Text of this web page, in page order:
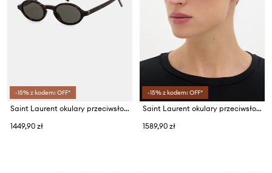
-15% z kodem: OFF*
Saint Laurent okulary przeciwsłoneczne damskie
1449,90 zł
-15% z kodem: OFF*
Saint Laurent okulary przeciwsłoneczne damskie
1589,90 zł